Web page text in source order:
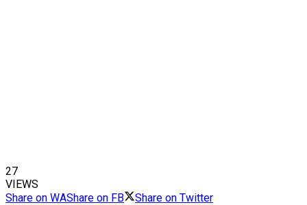
27
VIEWS
Share on WAShare on FB
Share on Twitter